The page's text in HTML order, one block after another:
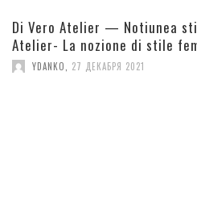
Di Vero Atelier — Notiunea
Atelier- La nozione di stile
YDANKO 27 ДЕКАБРЯ 2021